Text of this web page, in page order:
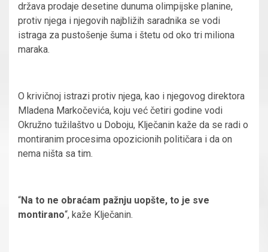
država prodaje desetine dunuma olimpijske planine,
protiv njega i njegovih najbližih saradnika se vodi
istraga za pustošenje šuma i štetu od oko tri miliona
maraka.
O krivičnoj istrazi protiv njega, kao i njegovog direktora
Mladena Markočevića, koju već četiri godine vodi
Okružno tužilaštvo u Doboju, Klječanin kaže da se radi o
montiranim procesima opozicionih političara i da on
nema ništa sa tim.
“Na to ne obraćam pažnju uopšte, to je sve
montirano“, kaže Klječanin.